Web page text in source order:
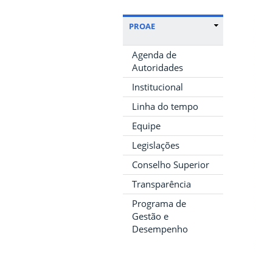
PROAE
Agenda de
Autoridades
Institucional
Linha do tempo
Equipe
Legislações
Conselho Superior
Transparência
Programa de
Gestão e
Desempenho